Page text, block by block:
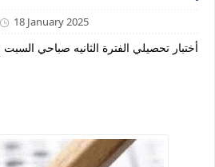
18 January 2025
أختبار تحصيلي الفترة الثانيه صباحي السبت